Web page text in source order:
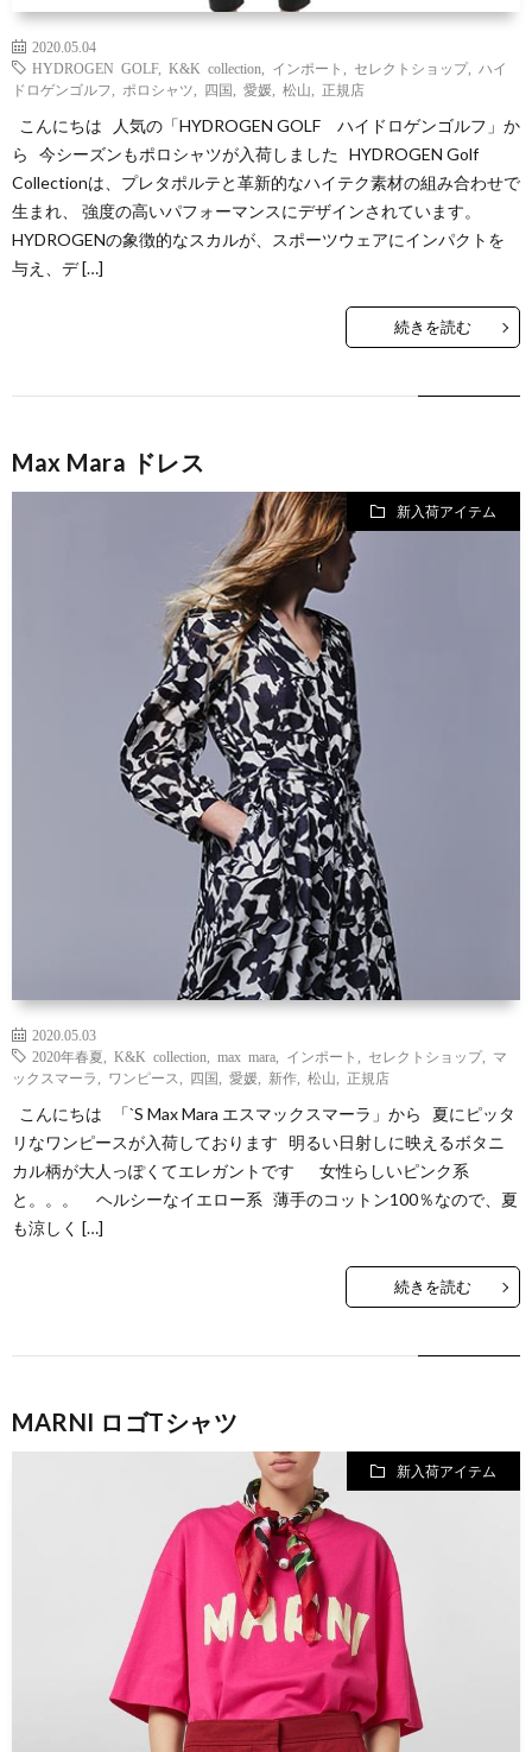
2020.05.04
HYDROGEN GOLF, K&K collection インポート セレクトショップ, ハイ
ドロゲンゴルフ
ポロシャツ 四国 愛媛 松山 正規店
こんにちは 人気の「HYDROGEN GOLF ハイドロゲンゴルフ」か
ら 今シーズンもポロシャツが入荷しました HYDROGEN Golf
Collectionは、プレタポルテと革新的なハイテク素材の組み合わせで
生まれ、 強度の高いパフォーマンスにデザインされています。
HYDROGENの象徴的なスカルが、スポーツウェアにインパクトを
与え、デ […]
続きを読む
Max Mara ドレス
新入荷アイテム
2020.05.03
2020年春夏
K&K collection max mara インポート セレクトショップ, マ
ックスマーラ
ワンピース 四国 愛媛 新作 松山 正規店
こんにちは 「`S Max Mara エスマックスマーラ」から 夏にピッタ
リなワンピースが入荷しております 明るい日射しに映えるボタニ
カル柄が大人っぽくてエレガントです 女性らしいピンク系
と。。。 ヘルシーなイエロー系 薄手のコットン100％なので、夏
も涼しく […]
続きを読む
MARNI ロゴTシャツ
新入荷アイテム